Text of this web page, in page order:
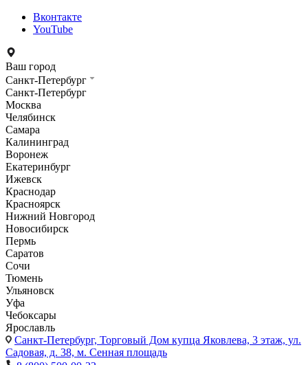
Вконтакте
YouTube
Ваш город
Санкт-Петербург
Санкт-Петербург
Москва
Челябинск
Самара
Калининград
Воронеж
Екатеринбург
Ижевск
Краснодар
Красноярск
Нижний Новгород
Новосибирск
Пермь
Саратов
Сочи
Тюмень
Ульяновск
Уфа
Чебоксары
Ярославль
Санкт-Петербург, Торговый Дом купца Яковлева, 3 этаж, ул.
Садовая, д. 38, м. Сенная площадь